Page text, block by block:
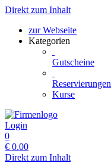
Direkt zum Inhalt
zur Webseite
Kategorien
Gutscheine
Reservierungen
Kurse
Login
0
€ 0.00
Direkt zum Inhalt